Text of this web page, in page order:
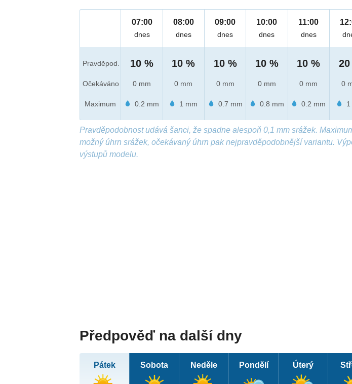
Pravděpod.
Očekáváno
Maximum
07:00
dnes
10 %
0 mm
0.2 mm
08:00
dnes
10 %
0 mm
1 mm
09:00
dnes
10 %
0 mm
0.7 mm
10:00
dnes
10 %
0 mm
0.8 mm
11:00
dnes
10 %
0 mm
0.2 mm
0
1
Pravděpodobnost udává šanci, že spadne alespoň 0,1 mm srážek.
možný úhrn srážek, očekávaný úhrn pak nejpravděpodobnější variantu.
výstupů modelu.
Předpověď na další dny
Pátek Sobota Neděle Pondělí Úterý